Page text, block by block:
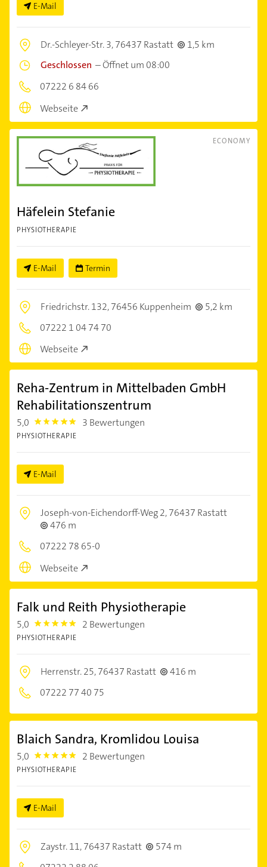
E-Mail
Dr.-Schleyer-Str. 3,76437 Rastatt
1,5 km
Geschlossen –Öffnet um 08:00
07222 6 84 66
Webseite
ECONOMY
Häfelein Stefanie
PHYSIOTHERAPIE
E-Mail Termin
Friedrichstr. 132,76456 Kuppenheim
5,2 km
07222 1 04 74 70
Webseite
Reha-Zentrum in Mittelbaden GmbH
Rehabilitationszentrum
5,0 5.0 3 Bewertungen
PHYSIOTHERAPIE
E-Mail
Joseph-von-Eichendorff-Weg 2,76437 Rastatt
476 m
07222 78 65-0
Webseite
Falk und Reith Physiotherapie
5,0 5.0 2 Bewertungen
PHYSIOTHERAPIE
Herrenstr. 25,76437 Rastatt
416 m
07222 77 40 75
Blaich Sandra, Kromlidou Louisa
5,0 5.0 2 Bewertungen
PHYSIOTHERAPIE
E-Mail
Zaystr. 11,76437 Rastatt
574 m